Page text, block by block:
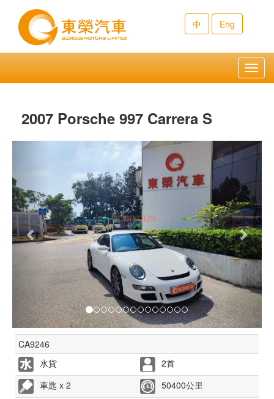
中 Eng
2007 Porsche 997 Carrera S
Next
CA9246
水貨
2首
車匙 x 2
50400公里